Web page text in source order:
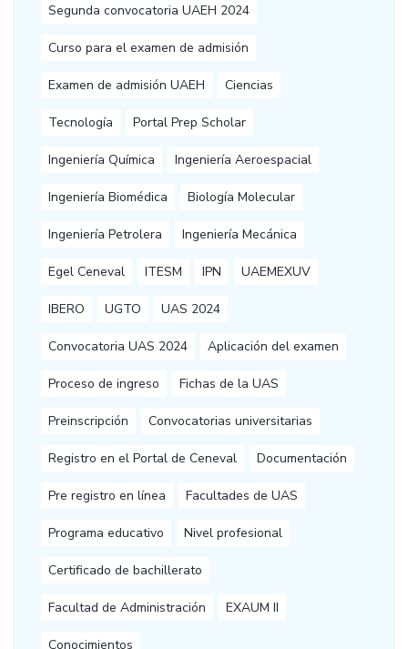
Segunda convocatoria UAEH 2024
Curso para el examen de admisión
Examen de admisión UAEH Ciencias
Tecnología Portal Prep Scholar
Ingeniería Química Ingeniería Aeroespacial
Ingeniería Biomédica Biología Molecular
Ingeniería Petrolera Ingeniería Mecánica
Egel Ceneval ITESM IPN UAEMEXUV
IBERO UGTO UAS 2024
Convocatoria UAS 2024 Aplicación del examen
Proceso de ingreso Fichas de la UAS
Preinscripción Convocatorias universitarias
Registro en el Portal de Ceneval Documentación
Pre registro en línea Facultades de UAS
Programa educativo Nivel profesional
Certificado de bachillerato
Facultad de Administración EXAUM II
Conocimientos